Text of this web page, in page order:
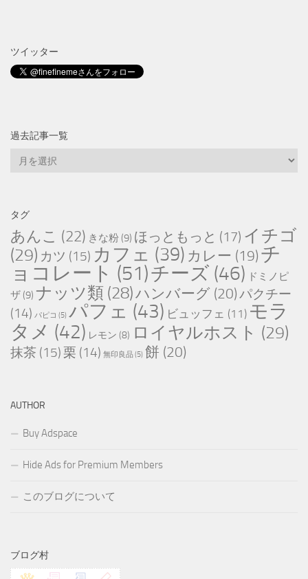
ツイッター
過去記事一覧
一
覧
タグ
あんこ (22) きな粉 (9) ほっともっと (17) イチゴ
(29) カツ (15) カフェ (39) カレー (19) チ
ョコレート (51)チーズ (46) ドミノピ
ザ (9) ナッツ類 (28)ハンバーグ (20)パクチー
(14) パピコ (5) パフェ (43) ビュッフェ (11) モラ
タメ (42) レモン (8) ロイヤルホスト (29)
抹茶 (15) 栗 (14) 無印良品 (5) 餅 (20)
AUTHOR
Buy Adspace
Hide Ads for Premium Members
このブログについて
ブログ村